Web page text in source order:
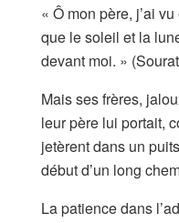
« Ô mon père, j’ai
que le soleil et la
devant moi. »
Mais ses frères,
leur père lui portait,
jetèrent dans un
début d’un long
La patience dans